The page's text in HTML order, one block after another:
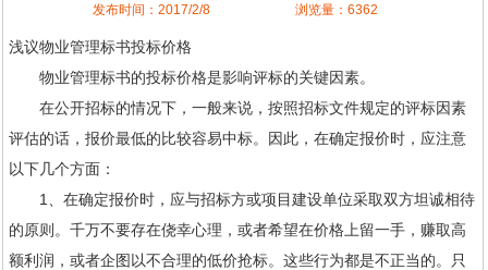
发布时间：2017/2/8 浏览量：6362
浅议物业管理标书投标价格
物业管理标书的投标价格是影响评标的关键因素。
在公开招标的情况下，一般来说，按照招标文件规定的评标因素
评估的话，报价最低的比较容易中标。因此，在确定报价时，应注意
以下几个方面：
1、在确定报价时，应与招标方或项目建设单位采取双方坦诚相待
的原则。千万不要存在侥幸心理，或者希望在价格上留一手，赚取高
额利润，或者企图以不合理的低价抢标。这些行为都是不正当的。只